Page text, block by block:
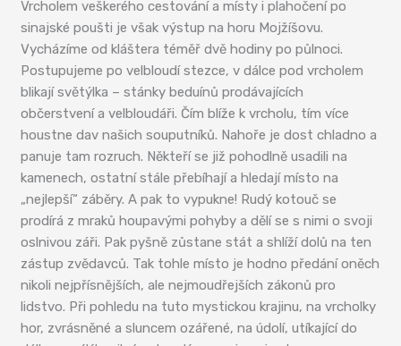
Vrcholem veškerého cestování a místy i plahočení po
sinajské poušti je však výstup na horu Mojžíšovu.
Vycházíme od kláštera téměř dvě hodiny po půlnoci.
Postupujeme po velbloudí stezce, v dálce pod vrcholem
blikají světýlka – stánky beduínů prodávajících
občerstvení a velbloudáři. Čím blíže k vrcholu, tím více
houstne dav našich souputníků. Nahoře je dost chladno a
panuje tam rozruch. Někteří se již pohodlně usadili na
kamenech, ostatní stále přebíhají a hledají místo na
„nejlepší“ záběry. A pak to vypukne! Rudý kotouč se
prodírá z mraků houpavými pohyby a dělí se s nimi o svoji
oslnivou záři. Pak pyšně zůstane stát a shlíží dolů na ten
zástup zvědavců. Tak tohle místo je hodno předání oněch
nikoli nejpřísnějších, ale nejmoudřejších zákonů pro
lidstvo. Při pohledu na tuto mystickou krajinu, na vrcholky
hor, zvrásněné a sluncem ozářené, na údolí, utíkající do